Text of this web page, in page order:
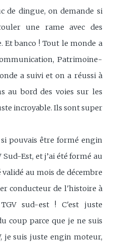
de dingue, on demande si
une rame avec des
Et banco ! Tout le monde a
Patrimoine-
a suivi et on a réussi à
au bord des voies sur les
incroyable. Ils sont super
si pouvais être formé engin
Est, et j’ai été formé au
au mois de décembre
conducteur de l'histoire à
sud-est ! C'est juste
coup parce que je ne suis
je suis juste engin moteur,